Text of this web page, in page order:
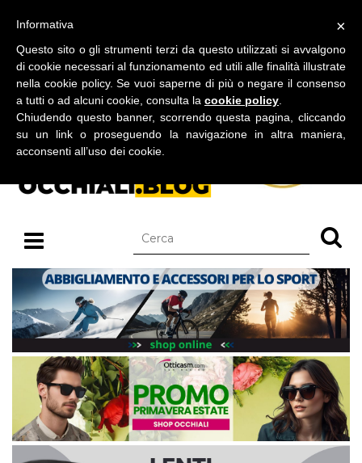
BLOG SU OCCHIALI DA SOLE E OCCHIALI DA VISTA
×
Informativa
Questo sito o gli strumenti terzi da questo utilizzati si avvalgono
di cookie necessari al funzionamento ed utili alle finalità illustrate
nella cookie policy. Se vuoi saperne di più o negare il consenso
a tutti o ad alcuni cookie, consulta la cookie policy
Chiudendo questo banner, scorrendo questa pagina, cliccando
su un link o proseguendo la navigazione in altra maniera,
acconsenti all’uso dei cookie.